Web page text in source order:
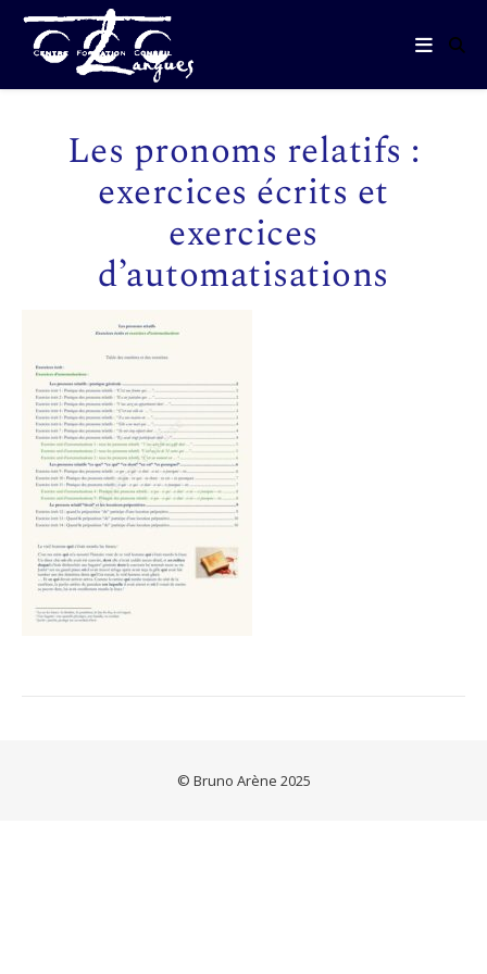
Les pronoms relatifs :
exercices écrits et
exercices
d’automatisations
© Bruno Arène 2025